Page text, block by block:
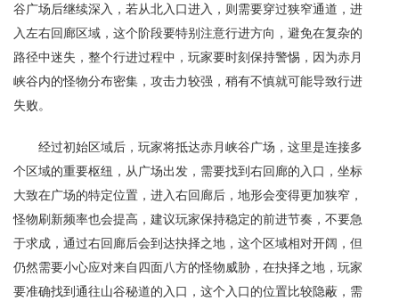
谷广场后继续深入，若从北入口进入，则需要穿过狭窄通道，进
入左右回廊区域，这个阶段要特别注意行进方向，避免在复杂的
路径中迷失，整个行进过程中，玩家要时刻保持警惕，因为赤月
峡谷内的怪物分布密集，攻击力较强，稍有不慎就可能导致行进
失败。
经过初始区域后，玩家将抵达赤月峡谷广场，这里是连接多
个区域的重要枢纽，从广场出发，需要找到右回廊的入口，坐标
大致在广场的特定位置，进入右回廊后，地形会变得更加狭窄，
怪物刷新频率也会提高，建议玩家保持稳定的前进节奏，不要急
于求成，通过右回廊后会到达抉择之地，这个区域相对开阔，但
仍然需要小心应对来自四面八方的怪物威胁，在抉择之地，玩家
要准确找到通往山谷秘道的入口，这个入口的位置比较隐蔽，需